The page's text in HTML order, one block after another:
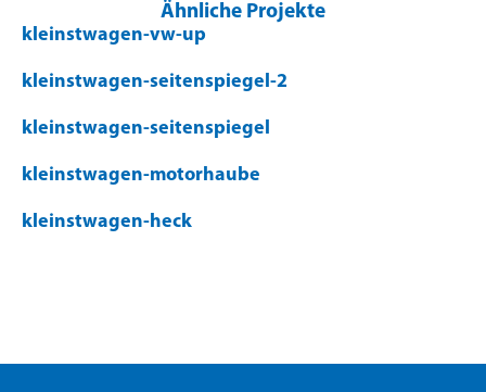
Ähnliche Projekte
kleinstwagen-vw-up
kleinstwagen-seitenspiegel-2
kleinstwagen-seitenspiegel
kleinstwagen-motorhaube
kleinstwagen-heck